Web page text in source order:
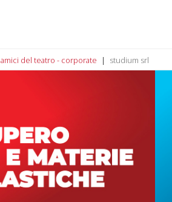
amici del teatro - corporate studium srl